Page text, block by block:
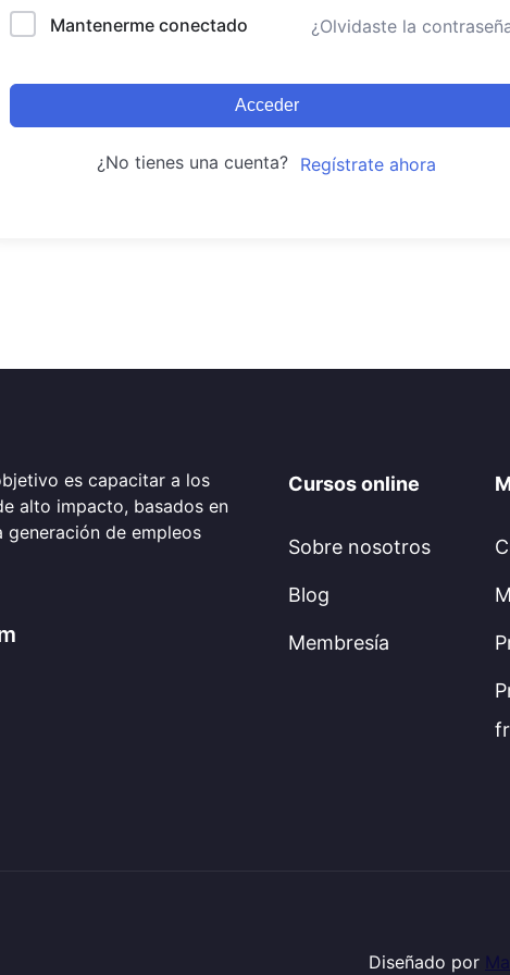
Mantenerme conectado ¿Olvidaste la
Acceder
¿No tienes una cuenta? Regístrate ahora
es capacitar a los
alto impacto, basados en
de empleos
Cursos online
Sobre nosotros
Blog
Membresía
Diseñado por